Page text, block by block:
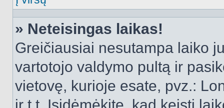
» Neteisingas laikas!
Greičiausiai nesutampa laiko
vartotojo valdymo pultą ir
vietovę, kurioje esate, pvz.: